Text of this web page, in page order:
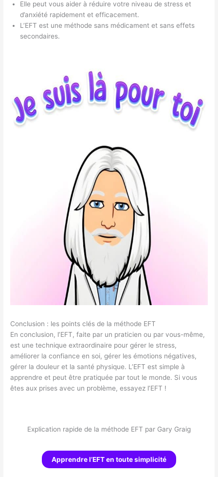
Elle peut vous aider à réduire votre niveau de stress et
d’anxiété rapidement et efficacement.
L’EFT est une méthode sans médicament et sans effets
secondaires.
Conclusion : les points clés de la méthode EFT
En conclusion, l’EFT, faite par un praticien ou par vous-même,
est une technique extraordinaire pour gérer le stress,
améliorer la confiance en soi, gérer les émotions négatives,
gérer la douleur et la santé physique. L’EFT est simple à
apprendre et peut être pratiquée par tout le monde. Si vous
êtes aux prises avec un problème, essayez l’EFT !
Explication rapide de la méthode EFT par Gary Graig
Apprendre l’EFT en toute simplicité